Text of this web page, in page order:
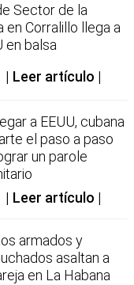
Sector de la
en Corralillo llega a
en balsa
Leer artículo
a EEUU, cubana
el paso a paso
un parole
Leer artículo
armados y
asaltan a
en La Habana